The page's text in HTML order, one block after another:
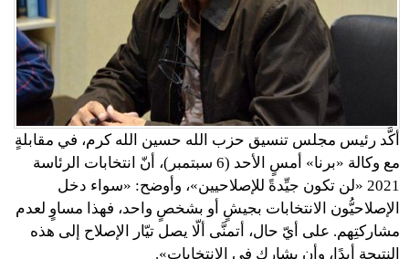
أكَّد رئيس مجلس تنسيق حزب الله حسين الله كرم، في مقابلةٍ
مع وكالة «برنا» أمسٍ الأحد (6 سبتمبر)، أنّ انتخابات الرئاسة
2021 «لن تكون جيِّدةً للإصلاحيين»، وأوضح: «سواء دخل
الإصلاحيُّون الانتخابات بجيشٍ أو بشخصٍ واحد، فهذا مساوٍ لعدم
مشاركتِهم. على أيّ حال، أتمنَّى ألّا يصل تيّار الإصلاح إلى هذه
النتيجة أبدًا، وأن يشارك في الانتخابات».